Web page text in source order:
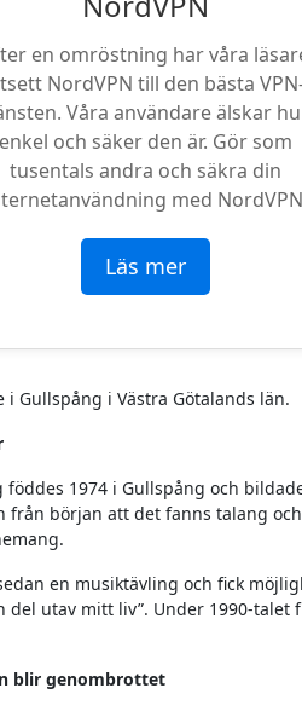
en omröstning har våra
NordVPN till den bästa
Våra användare älskar
enkel och säker den är. Gör som
tusentals andra och säkra din
med
Läs mer
i Gullspång i Västra Götalands län.
föddes 1974 i Gullspång och
från början att det fanns talang
en musiktävling och fick
del utav mitt liv”. Under 1990-
blir genombrottet